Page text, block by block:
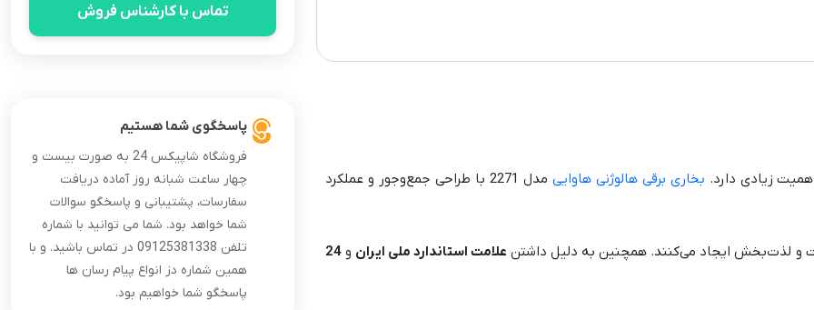
تماس با کارشناس فروش
زیادی دارد. بخاری برقی هالوژنی هاوایی
مدل 2271 با طراحی جمع‌وجور و عملکرد
و لذت‌بخش ایجاد می‌کنند. همچنین به دلیل داشتن علامت استاندارد ملی ایران و 24
پاسخگوی شما هستیم
فروشگاه شاپیکس 24 به صورت بیست و
چهار ساعت شبانه روز آماده دریافت
سفارسات، پشتیبانی و پاسخگو سوالات
شما خواهد بود. شما می توانید با شماره
تلفن 09125381338 در تماس باشید. و با
همین شماره دز انواع پیام رسان ها
پاسخگو شما خواهیم بود.